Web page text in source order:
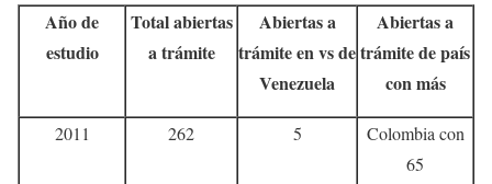
Año de
estudio
Total abiertas
a trámite
Abiertas a
trámite en vs de
Venezuela
Abiertas a
trámite de país
con más
2011 262 5
Colombia con
65